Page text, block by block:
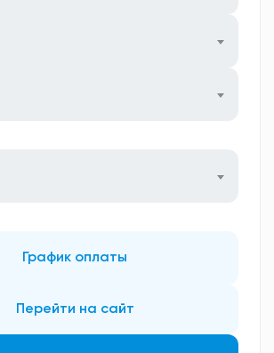
График оплаты
Перейти на сайт